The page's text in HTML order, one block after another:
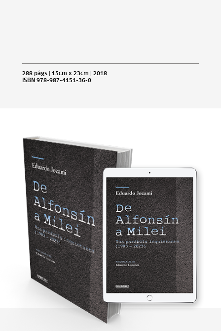
288 págs | 15cm x 23cm | 2018
ISBN 978-987-4151-36-0